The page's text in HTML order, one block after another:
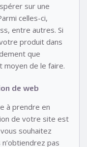
sur une
celles-ci,
entre autres. Si
produit dans
que
moyen de le faire.
de web
à prendre en
de votre site est
souhaitez
pas